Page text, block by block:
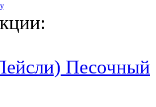
Песочный